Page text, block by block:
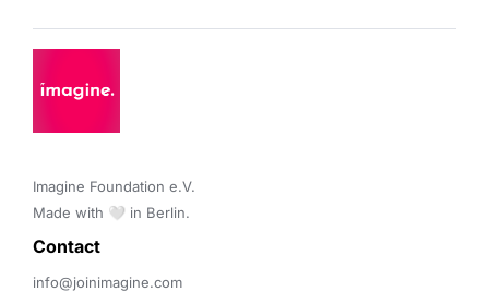
Imagine Foundation e.V.
Made with 🤍 in Berlin.
Contact
info@joinimagine.com